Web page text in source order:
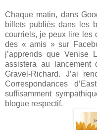
Chaque matin, dans
billets publiés dans les
courriels, je peux lire les
des « amis » sur
j’apprends que Venise
assistera au lancement
Gravel-Richard. J’ai
Correspondances
suffisamment
blogue respectif.